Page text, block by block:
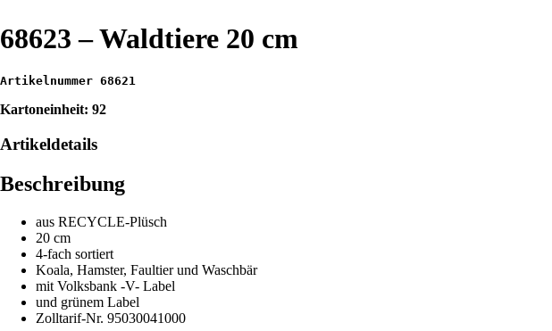
68623 – Waldtiere 20 cm
Artikelnummer 68621
Kartoneinheit: 92
Artikeldetails
Beschreibung
aus RECYCLE-Plüsch
20 cm
4-fach sortiert
Koala, Hamster, Faultier und Waschbär
mit Volksbank -V- Label
und grünem Label
Zolltarif-Nr. 95030041000